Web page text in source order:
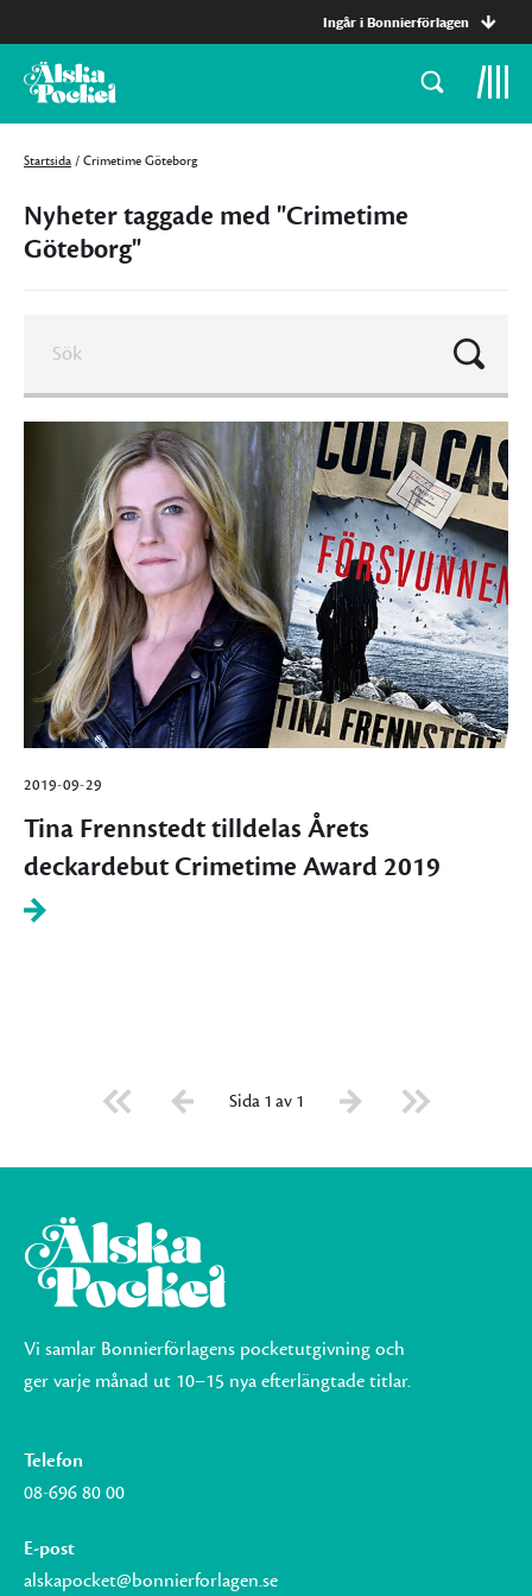
Ingår i Bonnierförlagen
Startsida / Crimetime Göteborg
Nyheter taggade med "Crimetime
Göteborg"
2019-09-29
Tina Frennstedt tilldelas Årets
deckardebut Crimetime Award 2019
Sida 1 av 1
Vi samlar Bonnierförlagens pocketutgivning och
ger varje månad ut 10–15 nya efterlängtade titlar.
Telefon
08-696 80 00
E-post
alskapocket@bonnierforlagen.se